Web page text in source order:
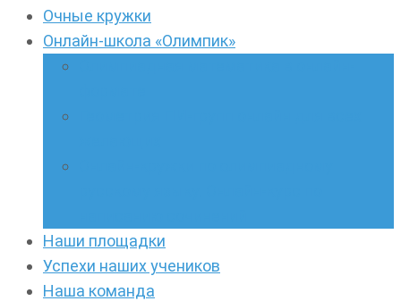
Очные кружки
Онлайн-школа «Олимпик»
Наши площадки
Успехи наших учеников
Наша команда